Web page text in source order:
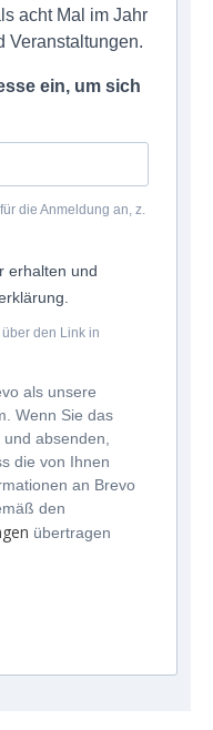
acht Mal im Jahr
Veranstaltungen.
ein, um sich
die Anmeldung an, z.
erhalten und
den Link in
als unsere
Wenn Sie das
absenden,
die von Ihnen
an Brevo
den
übertragen